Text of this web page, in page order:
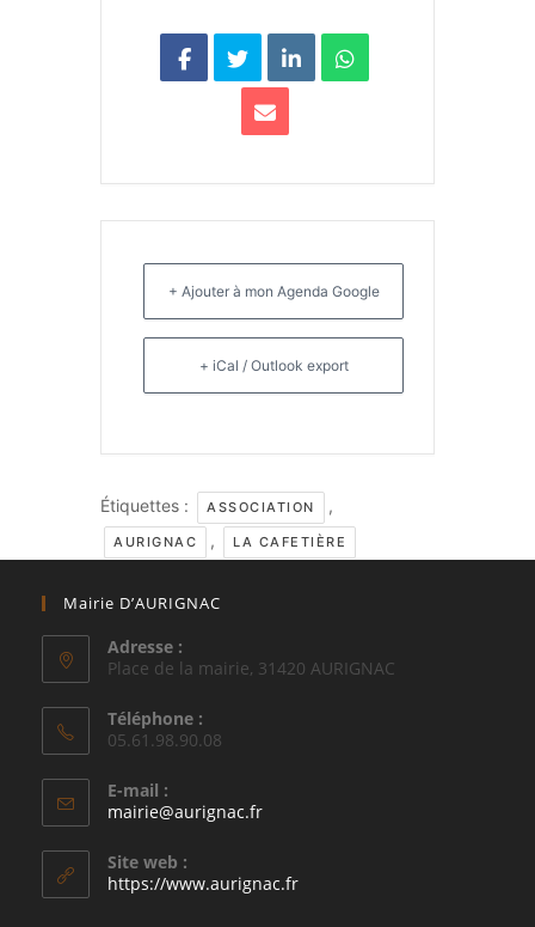
+ Ajouter à mon Agenda Google
+ iCal / Outlook export
Étiquettes : ASSOCIATION ,
AURIGNAC , LA CAFETIÈRE
Mairie D’AURIGNAC
Adresse :
Place de la mairie, 31420 AURIGNAC
Téléphone :
05.61.98.90.08
E-mail :
mairie@aurignac.frS’ouvre
application
Site web :
https://www.aurignac.fr